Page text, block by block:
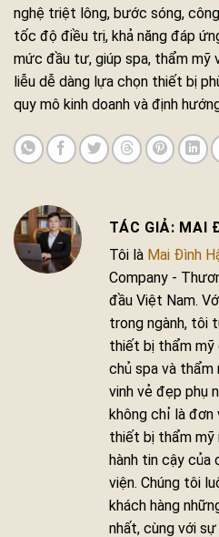
nghệ triệt lông, bước sóng,
tốc độ điều trị, khả năng đáp
mức đầu tư, giúp spa, thẩm mỹ
liễu dễ dàng lựa chọn thiết bị
quy mô kinh doanh và định
MAI
Tôi là Mai Đình
Company -
đầu Việt Nam.
trong ngành, tôi
thiết bị thẩm mỹ
chủ spa và thẩm
vinh vẻ đẹp phụ
không chỉ là đơn
thiết bị thẩm mỹ
hành tin cậy của
viện. Chúng tôi
khách hàng
nhất, cùng với